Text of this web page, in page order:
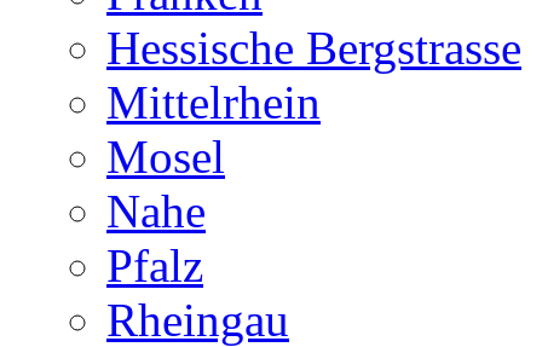
Hessische Bergstrasse
Mittelrhein
Mosel
Nahe
Pfalz
Rheingau